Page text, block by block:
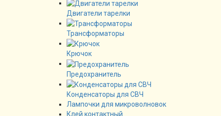
Двигатели тарелки
Трансформаторы
Крючок
Предохранитель
Конденсаторы для СВЧ
Лампочки для микроволновок
Клей контактный